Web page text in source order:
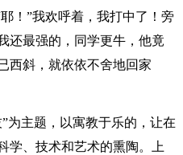
！”我欢呼着，我打中了！旁
还最强的，同学更牛，他竟
西斜，就依依不舍地回家
”为主题，以寓教于乐的，让在
学、技术和艺术的熏陶。上